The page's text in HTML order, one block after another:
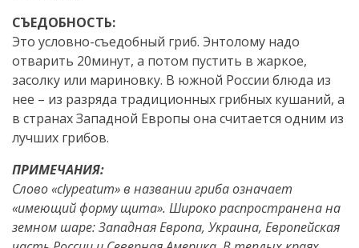
СЪЕДОБНОСТЬ:
Это условно-съедобный гриб. Энтолому надо
отварить 20минут, а потом пустить в жаркое,
засолку или мариновку. В южной России блюда из
нее – из разряда традиционных грибных кушаний, а
в странах Западной Европы она считается одним из
лучших грибов.
ПРИМЕЧАНИЯ:
Слово «clypeatum» в названии гриба означает
«имеющий форму щита». Широко распространена на
земном шаре: Западная Европа, Украина, Европейская